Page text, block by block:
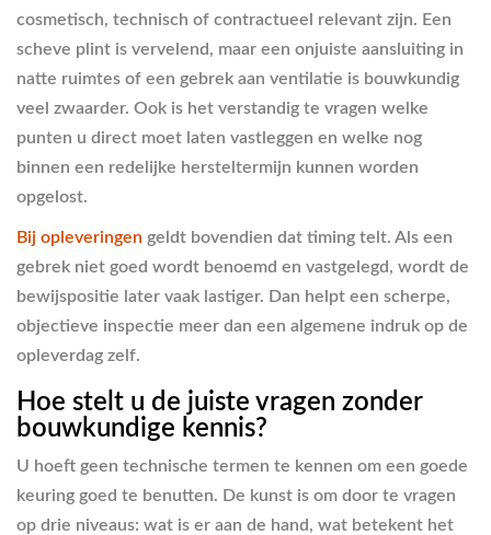
cosmetisch, technisch of contractueel relevant zijn. Een
scheve plint is vervelend, maar een onjuiste aansluiting in
natte ruimtes of een gebrek aan ventilatie is bouwkundig
veel zwaarder. Ook is het verstandig te vragen welke
punten u direct moet laten vastleggen en welke nog
binnen een redelijke hersteltermijn kunnen worden
opgelost.
Bij opleveringen geldt bovendien dat timing telt. Als een
gebrek niet goed wordt benoemd en vastgelegd, wordt de
bewijspositie later vaak lastiger. Dan helpt een scherpe,
objectieve inspectie meer dan een algemene indruk op de
opleverdag zelf.
Hoe stelt u de juiste vragen zonder
bouwkundige kennis?
U hoeft geen technische termen te kennen om een goede
keuring goed te benutten. De kunst is om door te vragen
op drie niveaus: wat is er aan de hand, wat betekent het